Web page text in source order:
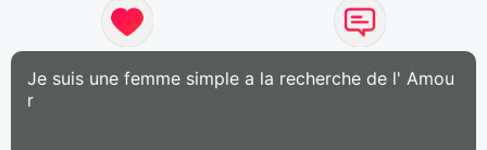
Je suis une femme simple a la recherche de l' Amou
r